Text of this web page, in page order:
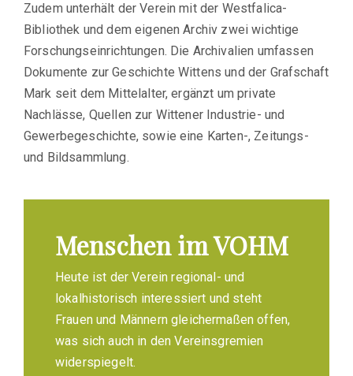
Zudem unterhält der Verein mit der Westfalica-
Bibliothek und dem eigenen Archiv zwei wichtige
Forschungseinrichtungen. Die Archivalien umfassen
Dokumente zur Geschichte Wittens und der Grafschaft
Mark seit dem Mittelalter, ergänzt um private
Nachlässe, Quellen zur Wittener Industrie- und
Gewerbegeschichte, sowie eine Karten-, Zeitungs-
und Bildsammlung.
Menschen im VOHM
Heute ist der Verein regional- und
lokalhistorisch interessiert und steht
Frauen und Männern gleichermaßen offen,
was sich auch in den Vereinsgremien
widerspiegelt.